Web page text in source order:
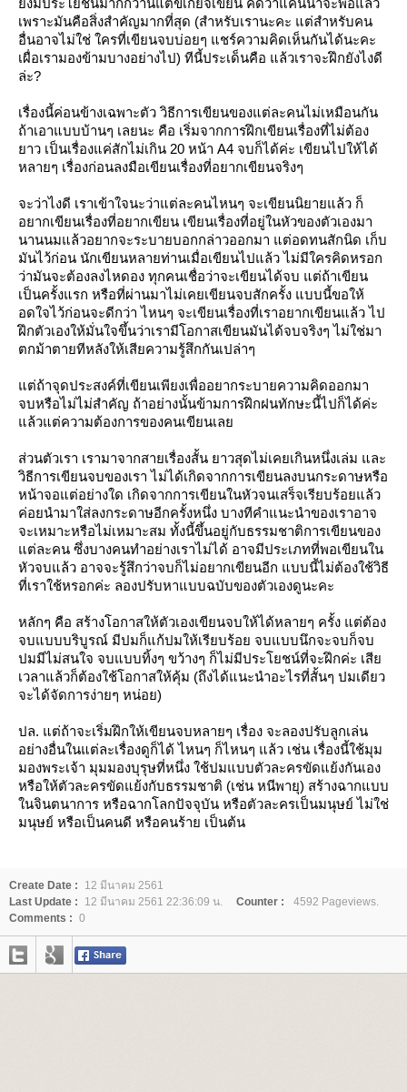
ังมีประโยชน์มากกว่านี้แต่ขี้เกียจเขียน คิดว่าแค่นี้น่าจะพอแล้ว
เพราะมันคือสิ่งสำคัญมากที่สุด (สำหรับเรานะคะ แต่สำหรับคน
อื่นอาจไม่ใช่ ใครที่เขียนจบบ่อยๆ แชร์ความคิดเห็นกันได้นะคะ
เผื่อเรามองข้ามบางอย่างไป) ทีนี้ประเด็นคือ แล้วเราจะฝึกยังไงดี
ล่ะ?
เรื่องนี้ค่อนข้างเฉพาะตัว วิธีการเขียนของแต่ละคนไม่เหมือนกัน
ถ้าเอาแบบบ้านๆ เลยนะ คือ เริ่มจากการฝึกเขียนเรื่องที่ไม่ต้อง
าว เป็นเรื่องแค่สักไม่เกิน 20 หน้า A4 จบก็ได้ค่ะ เขียนไปให้ได้
หลายๆ เรื่องก่อนลงมือเขียนเรื่องที่อยากเขียนจริงๆ
จะว่าไงดี เราเข้าใจนะว่าแต่ละคนไหนๆ จะเขียนนิยายแล้ว ก็
อยากเขียนเรื่องที่อยากเขียน เขียนเรื่องที่อยู่ในหัวของตัวเองมา
นานนมแล้วอยากจะระบายบอกกล่าวออกมา แต่อดทนสักนิด เก็บ
มันไว้ก่อน นักเขียนหลายท่านเมื่อเขียนไปแล้ว ไม่มีใครคิดหรอก
ว่ามันจะต้องลงไหดอง ทุกคนเชื่อว่าจะเขียนได้จบ แต่ถ้าเขียน
เป็นครั้งแรก หรือที่ผ่านมาไม่เคยเขียนจบสักครั้ง แบบนี้ขอให้
อดใจไว้ก่อนจะดีกว่า ไหนๆ จะเขียนเรื่องที่เราอยากเขียนแล้ว ไป
ฝึกตัวเองให้มั่นใจขึ้นว่าเรามีโอกาสเขียนมันได้จบจริงๆ ไม่ใช่มา
ตกม้าตายทีหลังให้เสียความรู้สึกกันเปล่าๆ
ต่ถ้าจุดประสงค์ที่เขียนเพียงเพื่ออยากระบายความคิดออกมา
จบหรือไม่ไม่สำคัญ ถ้าอย่างนั้นข้ามการฝึกฝนทักษะนี้ไปก็ได้ค่ะ
ล้วแต่ความต้องการของคนเขียนเล
ส่วนตัวเรา เรามาจากสายเรื่องสั้น ยาวสุดไม่เคยเกินหนึ่งเล่ม และ
วิธีการเขียนจบของเรา ไม่ได้เกิดจากการเขียนลงบนกระดาษหรือ
หน้าจอแต่อย่างใด เกิดจากการเขียนในหัวจนเสร็จเรียบร้อยแล้ว
ค่อยนำมาใส่ลงกระดาษอีกครั้งหนึ่ง บางทีคำแนะนำของเราอาจ
จะเหมาะหรือไม่เหมาะสม ทั้งนี้ขึ้นอยู่กับธรรมชาติการเขียนของ
ต่ละคน ซึ่งบางคนทำอย่างเราไม่ได้ อาจมีประเภทที่พอเขียนใน
หัวจบแล้ว อาจจะรู้สึกว่าจบก็ไม่อยากเขียนอีก แบบนี้ไม่ต้องใช้วิธี
ที่เราใช้หรอกค่ะ ลองปรับหาแบบฉบับของตัวเองดูนะคะ
หลักๆ คือ สร้างโอกาสให้ตัวเองเขียนจบให้ได้หลายๆ ครั้ง แต่ต้อง
จบแบบบริบูรณ์ มีปมก็แก้ปมให้เรียบร้อย จบแบบนึกจะจบก็จบ
ปมมีไม่สนใจ จบแบบทิ้งๆ ขว้างๆ ก็ไม่มีประโยชน์ที่จะฝึกค่ะ เสี
เวลาแล้วก็ต้องใช้โอกาสให้คุ้ม (ถึงได้แนะนำอะไรที่สั้นๆ ปมเดียว
จะได้จัดการง่ายๆ หน่อย)
ปล. แต่ถ้าจะเริ่มฝึกให้เขียนจบหลายๆ เรื่อง จะลองปรับลูกเล่น
อย่างอื่นในแต่ละเรื่องดูก็ได้ ไหนๆ ก็ไหนๆ แล้ว เช่น เรื่องนี้ใช้มุม
มองพระเจ้า มุมมองบุรุษที่หนึ่ง ใช้ปมแบบตัวละครขัดแย้งกันเอง
หรือให้ตัวละครขัดแย้งกับธรรมชาติ (เช่น หนีพายุ) สร้างฉากแบบ
นจินตนาการ หรือฉากโลกปัจจุบัน หรือตัวละครเป็นมนุษย์ ไม่ใช่
มนุษย์ หรือเป็นคนดี หรือคนร้าย เป็นต้น
Create Date :
12 มีนาคม 2561
Last Update :
12 มีนาคม 2561 22:36:09 น. Counter :
4592 Pageviews.
Comments : 0